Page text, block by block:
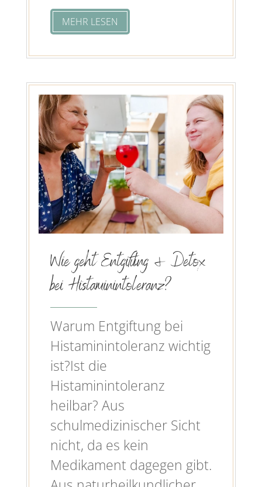
MEHR LESEN
Wie geht Entgiftung & Detox
bei Histaminintoleranz?
Warum Entgiftung bei
Histaminintoleranz wichtig
ist?Ist die
Histaminintoleranz
heilbar? Aus
schulmedizinischer Sicht
nicht, da es kein
Medikament dagegen gibt.